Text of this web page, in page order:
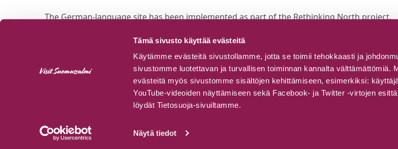
Tämä sivusto käyttää evästeitä
Käytämme evästeitä sivustollamme, jotta se toimii tehokkaasti ja
sivustomme luotettavan ja turvallisen toiminnan kannalta välttämättömiä.
evästeitä myös sivustomme sisältöjen kehittämiseen, esimerkiksi:
YouTube-videoiden näyttämiseen sekä Facebook- ja Twitter -virtojen
löydät Tietosuoja-sivuiltamme.
Näytä tiedot
The German-language site has been implemented as part of the Rethinking North project.